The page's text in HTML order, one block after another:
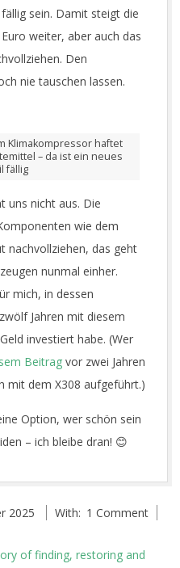
sein. Damit steigt die
weiter, aber auch das
Den
nie tauschen lassen.
Klimakompressor haftet
– da ist ein neues
fällig
uns nicht aus. Die
wie dem
nachvollziehen, das geht
nunmal einher.
mich, in dessen
Jahren mit diesem
investiert habe. (Wer
Beitrag vor zwei Jahren
mit dem X308 aufgeführt.)
Option, wer schön sein
– ich bleibe dran! 😊
2025 With: 1 Comment
of finding, restoring and